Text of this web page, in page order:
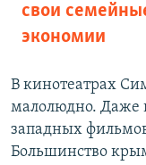
свои
экономии
В кинотеатрах
малолюдно. Даже
западных
Большинство